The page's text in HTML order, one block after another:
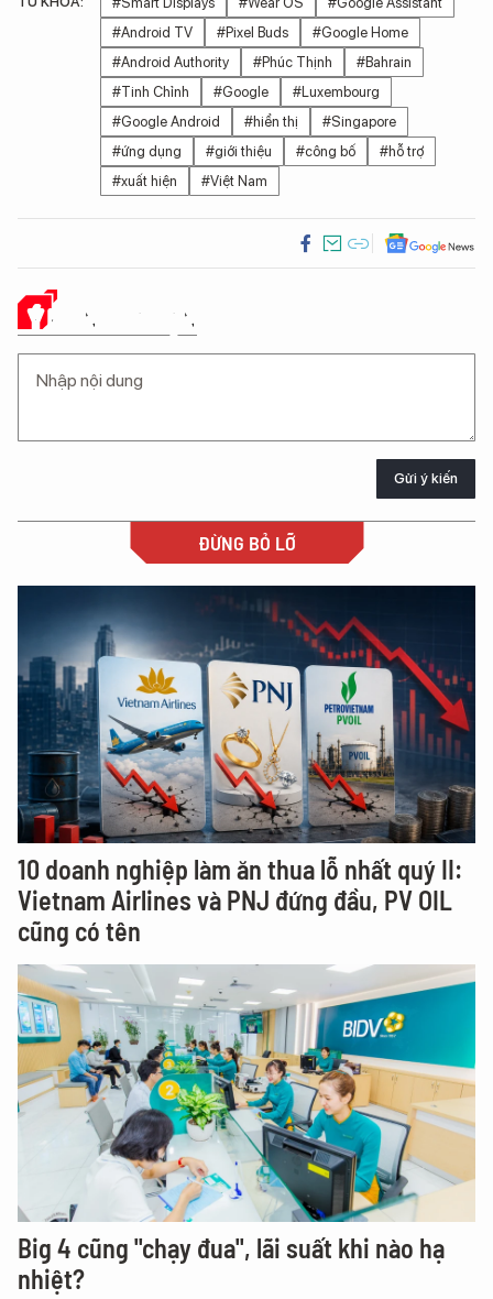
#Android TV
#Pixel Buds
#Google Home
#Android Authority
#Phúc Thịnh
#Bahrain
#Tinh Chỉnh
#Google
#Luxembourg
#Google Android
#hiển thị
#Singapore
#ứng dụng
#giới thiệu #công bố
#hỗ trợ
#xuất hiện
#Việt Nam
Ý KIẾN CỦA BẠN
Gửi ý kiến
ĐỪNG BỎ LỠ
10 doanh nghiệp làm ăn thua lỗ nhất quý II:
Vietnam Airlines và PNJ đứng đầu, PV OIL
cũng có tên
Big 4 cũng "chạy đua", lãi suất khi nào hạ
nhiệt?